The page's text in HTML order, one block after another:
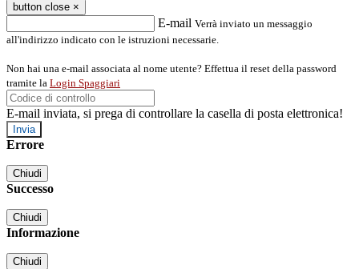
button close ×
E-mail Verrà inviato un messaggio
all'indirizzo indicato con le istruzioni necessarie.
Non hai una e-mail associata al nome utente? Effettua il reset della password
tramite la Login Spaggiari
E-mail inviata, si prega di controllare la casella di posta elettronica!
Errore
Chiudi
Successo
Chiudi
Informazione
Chiudi